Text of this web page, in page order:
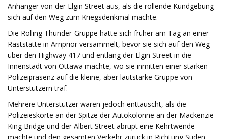
Anhänger von der Elgin Street aus, als die rollende Kundgebung
sich auf den Weg zum Kriegsdenkmal machte.
Die Rolling Thunder-Gruppe hatte sich früher am Tag an einer
Raststätte in Arnprior versammelt, bevor sie sich auf den Weg
über den Highway 417 und entlang der Elgin Street in die
Innenstadt von Ottawa machte, wo sie inmitten einer starken
Polizeipräsenz auf die kleine, aber lautstarke Gruppe von
Unterstützern traf.
Mehrere Unterstützer waren jedoch enttäuscht, als die
Polizeieskorte an der Spitze der Autokolonne an der Mackenzie
King Bridge und der Albert Street abrupt eine Kehrtwende